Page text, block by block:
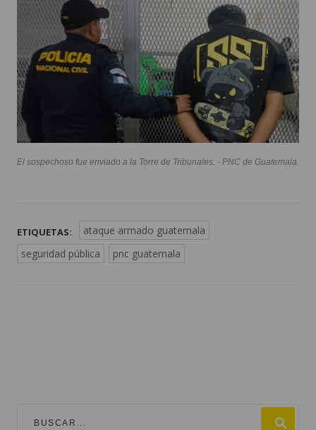
El sospechoso fue enviado a la Torre de Tribunales. - PNC de Guatemala.
ETIQUETAS:
ataque armado guatemala
seguridad pública
pnc guatemala